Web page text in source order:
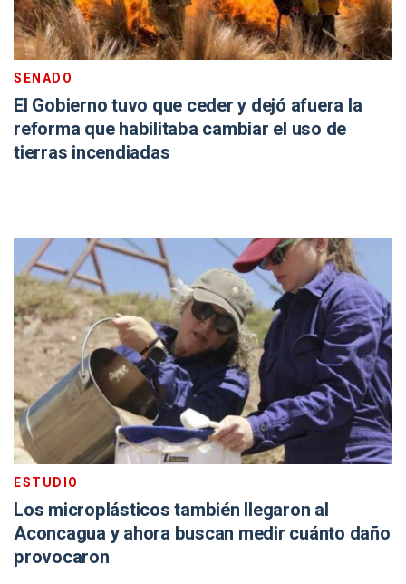
SENADO
El Gobierno tuvo que ceder y dejó afuera la
reforma que habilitaba cambiar el uso de
tierras incendiadas
ESTUDIO
Los microplásticos también llegaron al
Aconcagua y ahora buscan medir cuánto daño
provocaron